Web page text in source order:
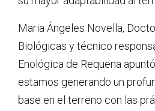
Maria Ángeles Novella,
Biológicas y técnico
Enológica de Requena
estamos generando un
base en el terreno con las